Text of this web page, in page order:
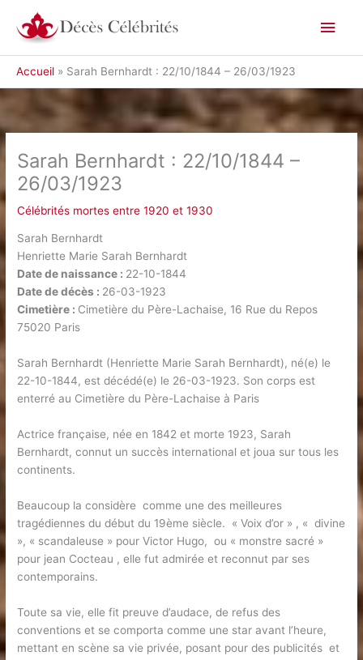
contenu
Accueil Sarah Bernhardt : 22/10/1844 – 26/03/1923
Sarah Bernhardt : 22/10/1844 –
26/03/1923
Célébrités mortes entre 1920 et 1930
Sarah Bernhardt
Henriette Marie Sarah Bernhardt
Date de naissance : 22-10-1844
Date de décès : 26-03-1923
Cimetière : Cimetière du Père-Lachaise, 16 Rue du Repos
75020 Paris
Sarah Bernhardt (Henriette Marie Sarah Bernhardt), né(e) le
22-10-1844, est décédé(e) le 26-03-1923. Son corps est
enterré au Cimetière du Père-Lachaise à Paris
Actrice française, née en 1842 et morte 1923, Sarah
Bernhardt, connut un succès international et joua sur tous les
continents.
Beaucoup la considère comme une des meilleures
tragédiennes du début du 19ème siècle. « Voix d’or » , « divine
», « scandaleuse » pour Victor Hugo, ou « monstre sacré »
pour jean Cocteau , elle fut admirée et reconnut par ses
contemporains.
Toute sa vie, elle fit preuve d’audace, de refus des
conventions et se comporta comme une star avant l’heure,
mettant en scène sa vie privée, posant pour des publicités et